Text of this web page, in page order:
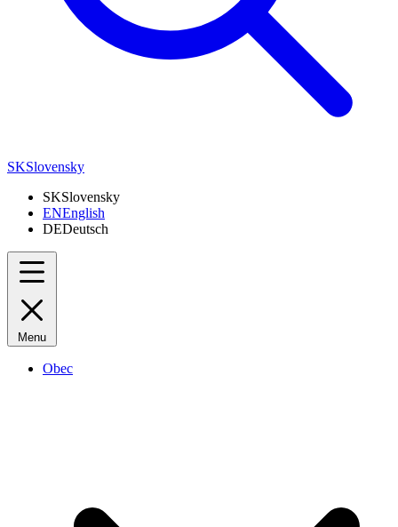
SKSlovensky
SKSlovensky
ENEnglish
DEDeutsch
Menu
Obec